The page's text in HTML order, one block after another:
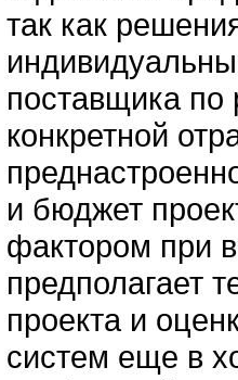
так как
поставщика по
конкретной
и бюджет
фактором при
предполагает
проекта и
систем еще в